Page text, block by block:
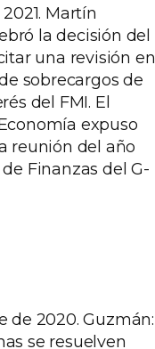
Martín
la decisión del
una revisión en
sobrecargos de
del FMI. El
expuso
reunión del año
Finanzas del G-
de 2020. Guzmán:
se resuelven